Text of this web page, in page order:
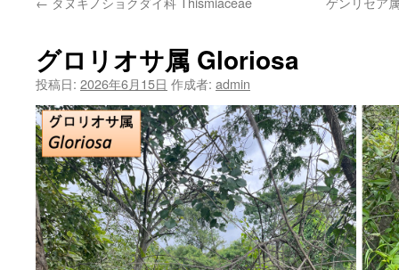
ン
へ
ス
キ
ッ
プ
グロリオサ属 Gloriosa
投稿日: 2026年6月15日 作成者: admin